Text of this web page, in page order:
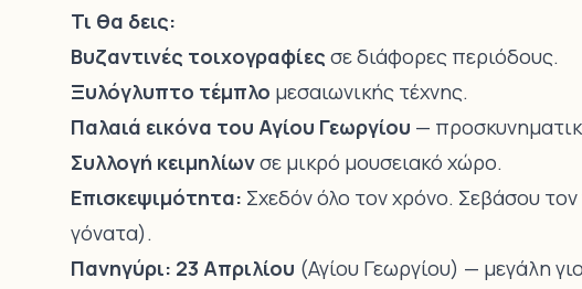
Τι θα δεις:
Βυζαντινές τοιχογραφίες σε διάφορες περιόδους.
Ξυλόγλυπτο τέμπλο μεσαιωνικής τέχνης.
Παλαιά εικόνα του Αγίου Γεωργίου —
Συλλογή κειμηλίωνσε μικρό μουσειακό χώρο.
Επισκεψιμότητα: Σχεδόν όλο τον χρόνο. Σεβάσου
γόνατα).
Πανηγύρι: 23 Απριλίου (Αγίου Γεωργίου) — μεγάλη